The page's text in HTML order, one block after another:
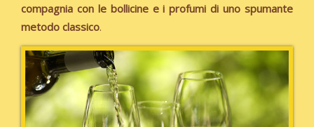
compagnia con le bollicine e i profumi di uno spumante
metodo classico.